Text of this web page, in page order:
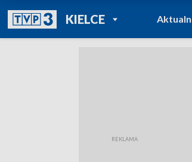
KIELCEPOWRÓT DO
TVP REGIONY